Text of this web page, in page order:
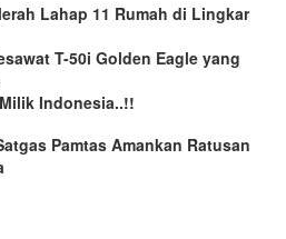
Lahap 11 Rumah di Lingkar
T-50i Golden Eagle yang
Indonesia..!!
Pamtas Amankan Ratusan